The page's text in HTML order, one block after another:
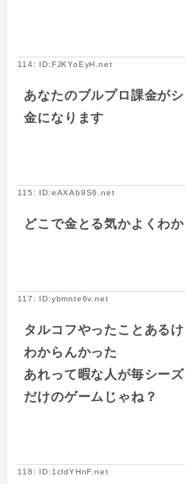
114: ID:FJKYoEyH.net
あなたのブルプロ課金が
金になります
115: ID:eAXAb9S6.net
どこで金とる気かよくわ
117: ID:ybmnte6v.net
タルコフやったことある
わからんかった
あれって暇な人が毎シー
だけのゲームじゃね？
118: ID:1cldYHnF.net